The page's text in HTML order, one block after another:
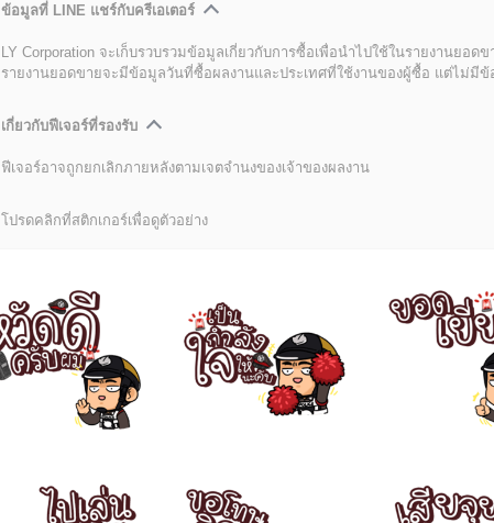
ข้อมูลที่ LINE แชร์กับครีเอเตอร์
LY Corporation จะเก็บรวบรวมข้อมูลเกี่ยวกับการซื้อเพื่อนำไปใช้ในรายงานยอด
รายงานยอดขายจะมีข้อมูลวันที่ซื้อผลงานและประเทศที่ใช้งานของผู้ซื้อ แต่ไม่มี
เกี่ยวกับฟีเจอร์ที่รองรับ
ฟีเจอร์อาจถูกยกเลิกภายหลังตามเจตจำนงของเจ้าของผลงาน
โปรดคลิกที่สติกเกอร์เพื่อดูตัวอย่าง